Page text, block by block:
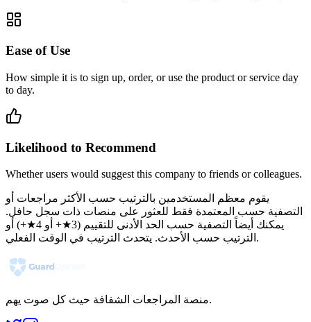
Ease of Use
How simple it is to sign up, order, or use the product or service day
to day.
Likelihood to Recommend
Whether users would suggest this company to friends or colleagues.
يقوم معظم المستخدمين بالترتيب حسب الأكثر مراجعات أو
التصفية حسب المعتمدة فقط للعثور على منصات ذات سجل حافل.
يمكنك أيضاً التصفية حسب الحد الأدنى للتقييم (3★+ أو 4★+) أو
الترتيب حسب الأحدث. يتحدث الترتيب في الوقت الفعلي.
منصة المراجعات الشفافة حيث كل صوت يهم.